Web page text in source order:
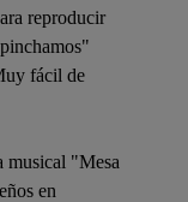
reproducir
fácil de
musical "Mesa
en